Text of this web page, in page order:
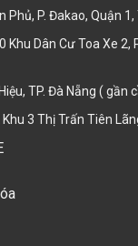
Phủ, P. Đakao, Quận 1,
Khu Dân Cư Toa Xe 2,
TP. Đà Nẵng ( gần
3 Thị Trấn Tiên